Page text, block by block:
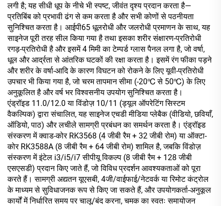
लगी है; यह सीधी धूप के नीचे भी स्पष्ट, जीवंत दृश्य प्रदान करता है—
प्रतिबिंब को प्रभावी ढंग से कम करता है और सभी कोणों से पठनीयता
सुनिश्चित करता है। आईपी65 धूलरोधी और जलरोधी प्रमाणन के साथ, यह
साइनेज पूरी तरह सील किया गया है तथा इसका शरीर संक्षारण-प्रतिरोधी
रगड़-प्रतिरोधी है और इसमें 4 मिमी का टेम्पर्ड ग्लास पैनल लगा है, जो वर्षा,
धूल और आर्द्रता से आंतरिक घटकों की रक्षा करता है। इसमें रंग फीका पड़ने
और शरीर के वर्षा-आदि के कारण विघटन को रोकने के लिए यूवी-प्रतिरोधी
उपचार भी किया गया है, जो चरम तापमान सीमा (-20℃ से 50℃) के लिए
अनुकूलित है और वर्ष भर विश्वसनीय उपयोग सुनिश्चित करता है।
एंड्रॉइड 11.0/12.0 या विंडोज़ 10/11 (ड्यूल ऑपरेटिंग सिस्टम
वैकल्पिक) द्वारा संचालित, यह साइनेज एचडी मीडिया प्लेबैक (वीडियो, छवियाँ,
ऑडियो, पाठ) और लचीले सामग्री प्रबंधन का समर्थन करता है। एंड्रॉइड
संस्करण में क्वाड-कोर RK3568 (4 जीबी रैम + 32 जीबी रोम) या ऑक्टा-
कोर RK3588A (8 जीबी रैम + 64 जीबी रोम) शामिल है, जबकि विंडोज़
संस्करण में इंटेल i3/i5/i7 सीपीयू विकल्प (8 जीबी रैम + 128 जीबी
एसएसडी) प्रदान किए जाते हैं, जो विविध प्रदर्शन आवश्यकताओं को पूरा
करते हैं। सामग्री अद्यतन यूएसबी, 4जी/वाईफाई/नेटवर्क या रिमोट कंट्रोल
के माध्यम से सुविधाजनक रूप से किए जा सकते हैं, और उपयोगकर्ता-अनुकूल
कार्यों में निर्धारित समय पर चालू/बंद करना, चमक का स्वतः समायोजन